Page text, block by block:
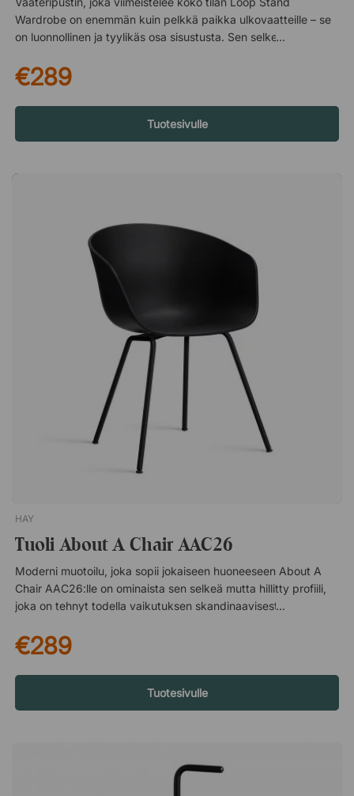
Wardrobe on enemmän kuin pelkkä paikka ulkovaatteille – se
on luonnollinen ja tyylikäs osa sisustusta. Sen selkeät linjat ja
käytävään kuin lounge-tilaan. Kestävät materiaalit
Neliönmuotoiset, pulverimaalatut teräsputket antavat tasaisen
ja viimeistellyn pinnan, joka tuntuu laadukkaalta ja kestää
päivittäistä käyttöä. Yhdistelmä, joka säilyttää tyylikkään
ilmeensä ajan myötä. Yksityiskohdat, jotka helpottavat arkea
siirtämisestä helppoa ilman, että lattiaan jää jälkiä tai
seisoo suoraan lattialla. Käytännöllinen ja tyylikäs
vaatesäilytyspaikka toimiston aulaan tai oleskelutilaan.
Moderni ja pelkistetty muotoilu. Vakaat jalat neliömäisistä
jauhemaalatuista teräsputkista. Lattiaystävälliset huopatassut
ehkäisevät lattian naarmuuntumista.
€289
Tuotesivulle
HAY
Tuoli About A Chair AAC26
Moderni muotoilu, joka sopii jokaiseen huoneeseen About A
Chair AAC26:lle on ominaista sen selkeä mutta hillitty profiili,
joka on tehnyt todella vaikutuksen skandinaavisesta
kestävien materiaalivalintojen kanssa on tehnyt AAC26:sta
suositun valinnan julkisiin tiloihin, joissa sitä käytetään sekä
ruokapöydän tuolina ruokailutiloissa että neuvottelutuolina
kokoushuoneissa. Tietoja suunnittelijasta – Hee Welling Palkittu
huonekalusuunnittelija Hee Welling syntyi vuonna 1974 ja
maisterintutkinnon Tanskan kuninkaallisessa
taideakatemiassa. Vuonna 2003 hän avasi studionsa
€289
Tuotesivulle